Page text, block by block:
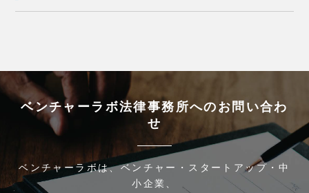
ベンチャーラボ法律事務所へのお問い合わ
せ
ベンチャーラボは、ベンチャー・スタートアップ・中
小企業、